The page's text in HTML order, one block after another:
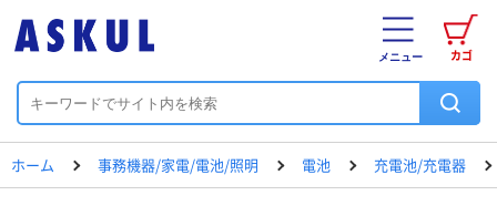
カゴ
メニュー
ホーム 事務機器/家電/電池/照明 電池 充電池/充電器